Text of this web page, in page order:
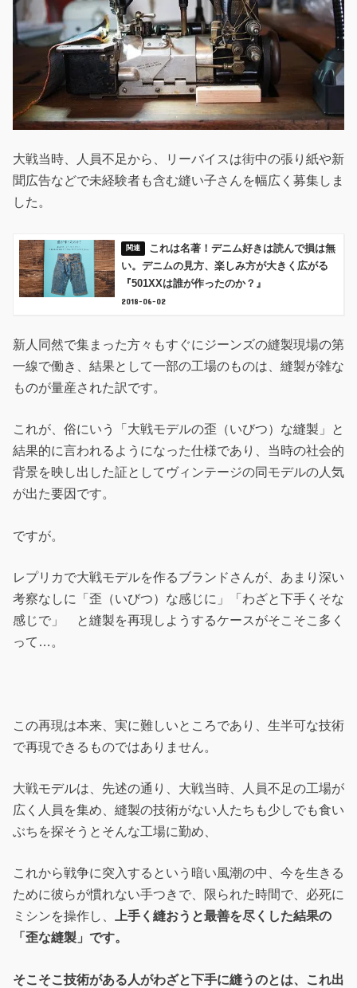
大戦当時、人員不足から、リーバイスは街中の張り紙や新
聞広告などで未経験者も含む縫い子さんを幅広く募集しま
した。
これは名著！デニム好きは読んで損は無
い。デニムの見方、楽しみ方が大きく広がる
『501XXは誰が作ったのか？』
2018-06-02
新人同然で集まった方々もすぐにジーンズの縫製現場の第
一線で働き、結果として一部の工場のものは、縫製が雑な
ものが量産された訳です。
これが、俗にいう「大戦モデルの歪（いびつ）な縫製」と
結果的に言われるようになった仕様であり、当時の社会的
背景を映し出した証としてヴィンテージの同モデルの人気
が出た要因です。
ですが。
レプリカで大戦モデルを作るブランドさんが、あまり深い
考察なしに「歪（いびつ）な感じに」「わざと下手くそな
感じで」 と縫製を再現しようするケースがそこそこ多く
って…。
この再現は本来、実に難しいところであり、生半可な技術
で再現できるものではありません。
大戦モデルは、先述の通り、大戦当時、人員不足の工場が
広く人員を集め、縫製の技術がない人たちも少しでも食い
ぶちを探そうとそんな工場に勤め、
これから戦争に突入するという暗い風潮の中、今を生きる
ために彼らが慣れない手つきで、限られた時間で、必死に
ミシンを操作し、
上手く縫おうと最善を尽くした結果の
「歪な縫製」です。
そこそこ技術がある人がわざと下手に縫うのとは、これ出